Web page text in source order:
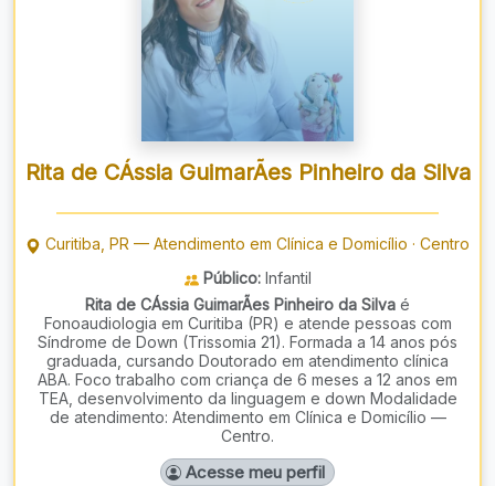
Rita de CÁssia GuimarÃes Pinheiro da Silva
Curitiba PR — Atendimento em Clínica e Domicílio · Centro
Público:Infantil
Rita de CÁssia GuimarÃes Pinheiro da Silva é
Fonoaudiologia em Curitiba (PR) e atende pessoas com
Síndrome de Down (Trissomia 21). Formada a 14 anos pós
graduada, cursando Doutorado em atendimento clínica
ABA. Foco trabalho com criança de 6 meses a 12 anos em
TEA, desenvolvimento da linguagem e down Modalidade
de atendimento: Atendimento em Clínica e Domicílio —
Centro.
Acesse meu perfil